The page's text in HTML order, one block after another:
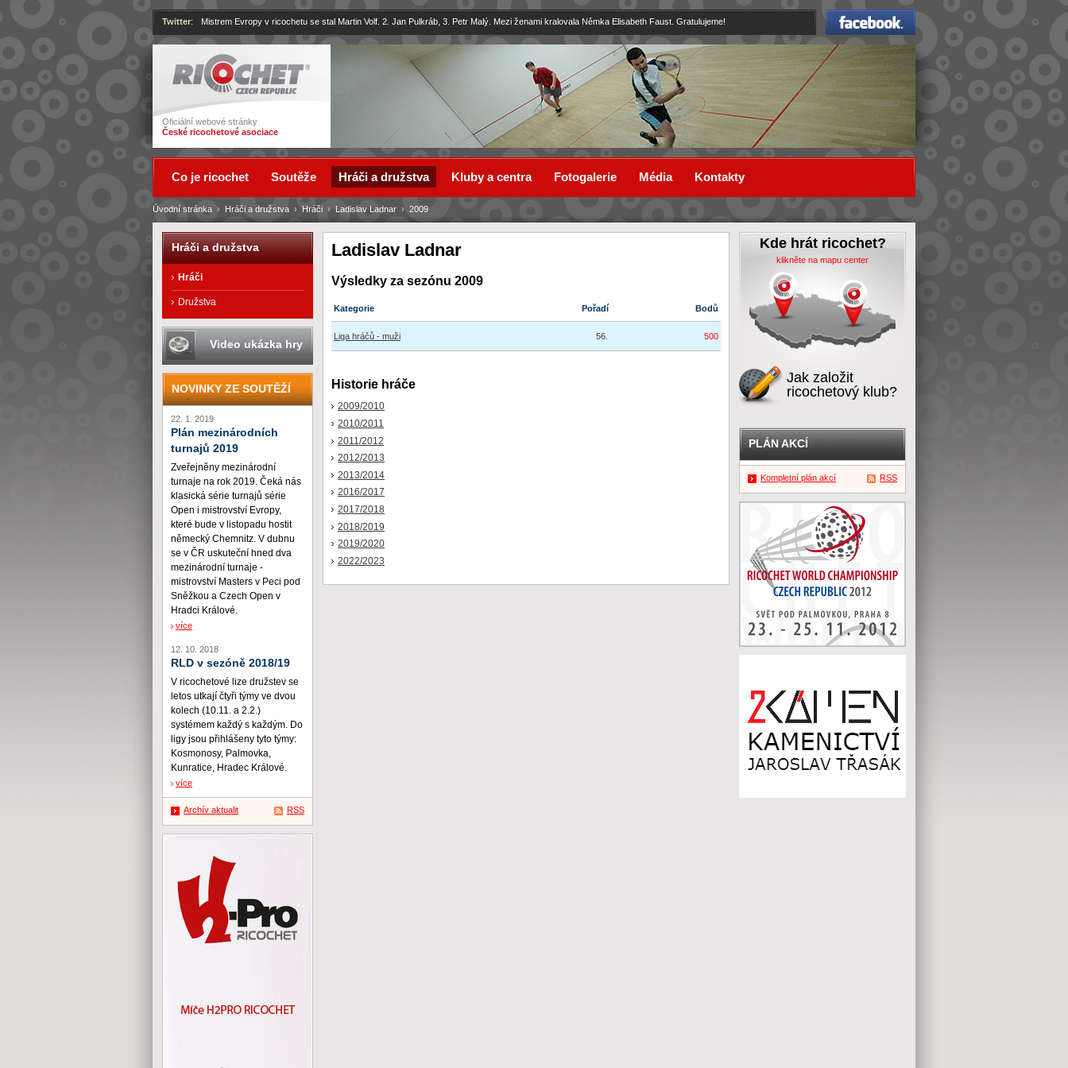
Ricochet
Oficiální webové stránky
České ricochetové asociace
Facebook
Twitter: Mistrem Evropy v ricochetu se stal Martin Volf. 2. Jan Pulkráb, 3. Petr Malý. Mezi ženami kralovala Němka Elisabeth Faust. Gratulujeme!
Ladislav Ladnar
Výsledky za sezónu 2009
Kategorie Pořadí Bodů
Liga hráčů - muži 56. 500
Historie hráče
2009/2010
2010/2011
2011/2012
2012/2013
2013/2014
2016/2017
2017/2018
2018/2019
2019/2020
2022/2023
Úvodní stránka › Hráči a družstva › Hráči › Ladislav Ladnar › 2009
Co je ricochet Soutěže Hráči a družstva Kluby a centra Fotogalerie Média Kontakty
Hráči a družstva
Hráči
Družstva
Video ukázka hry
NOVINKY ZE SOUTĚŽÍ
22. 1. 2019
Plán mezinárodních
turnajů 2019
Zveřejněny mezinárodní
turnaje na rok 2019. Čeká nás
klasická série turnajů série
Open i mistrovství Evropy,
které bude v listopadu hostit
německý Chemnitz. V dubnu
se v ČR uskuteční hned dva
mezinárodní turnaje -
mistrovství Masters v Peci pod
Sněžkou a Czech Open v
Hradci Králové.
více
12. 10. 2018
RLD v sezóně 2018/19
V ricochetové lize družstev se
letos utkají čtyři týmy ve dvou
kolech (10.11. a 2.2.)
systémem každý s každým. Do
ligy jsou přihlášeny tyto týmy:
Kosmonosy, Palmovka,
Kunratice, Hradec Králové.
více
Archív aktualit RSS
Kde hrát ricochet?
klikněte na mapu center
Jak založit
ricochetový klub?
PLÁN AKCÍ
Kompletní plán akcí RSS